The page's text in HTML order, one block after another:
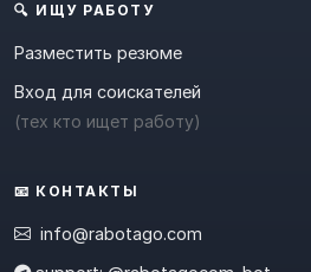
🔍 ИЩУ РАБОТУ
Разместить резюме
Вход для соискателей
(тех кто ищет работу)
📧 КОНТАКТЫ
info@rabotago.com